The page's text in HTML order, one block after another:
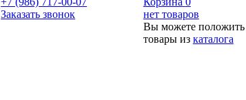
Заказать звонок
нет товаров
Вы можете положить
товары из каталога